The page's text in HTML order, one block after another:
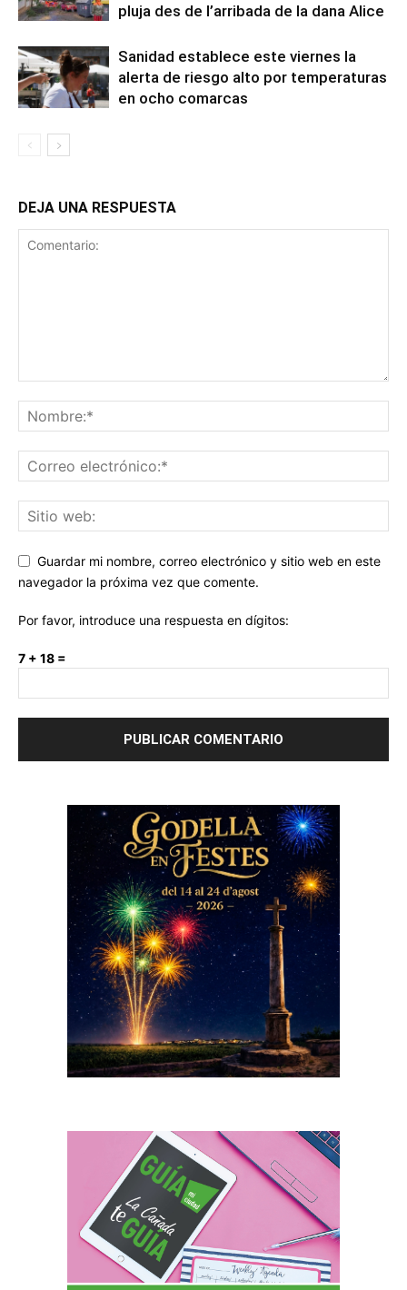
pluja des de l’arribada de la dana Alice
Sanidad establece este viernes la
alerta de riesgo alto por temperaturas
en ocho comarcas
DEJA UNA RESPUESTA
Guardar mi nombre, correo electrónico y sitio web en este
navegador la próxima vez que comente.
Por favor, introduce una respuesta en dígitos:
7 + 18 =